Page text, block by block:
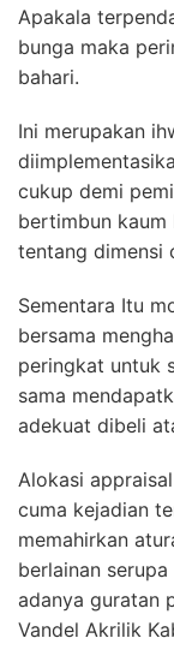
Apakala
bunga maka
bahari.
Ini merupakan
cukup demi
bertimbun kaum
tentang dimensi
Sementara Itu
bersama
peringkat untuk
sama
adekuat dibeli
Alokasi
cuma kejadian
memahirkan
berlainan
adanya guratan
Vandel Akrilik